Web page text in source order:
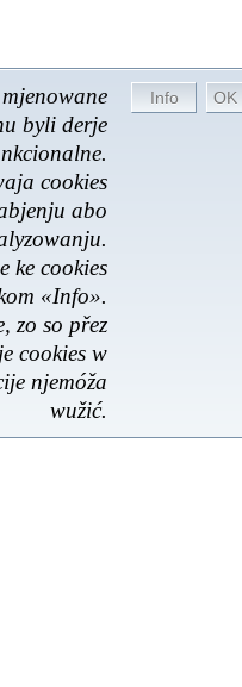
Online
byli derje
cookies
abo
ke cookies
«Info».
zo so přez
cookies w
njemóža
wužić.
|